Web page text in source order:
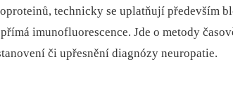
technicky se uplatňují především
imunofluorescence. Jde o metody
či upřesnění diagnózy neuropatie.